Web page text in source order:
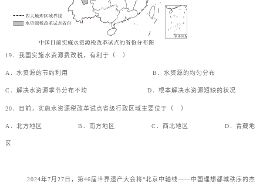
19．我国实施水资源费改税，有利于（ ）
A．水资源的节约利用 B．水资源的均匀分布
C．解决水资源季节分布不均 D．根本解决水资源短缺的状况
20．目前，实施水资源税改革试点省级行政区域主要位于（ ）
A．北方地区 B．南方地区 C．西北地区 D．青藏地
区
2024年7月27日，第46届世界遗产大会将“北京中轴线——中国理想都城秩序的杰